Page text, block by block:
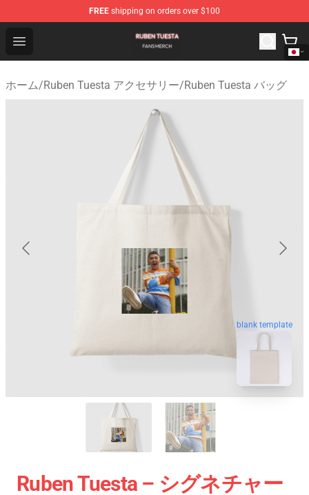
FREE shipping on orders over $100
Open menu
Ruben Tuesta Shop - Official Ruben Tuesta Merchandise
ホーム/Ruben Tuesta アクセサリー/Ruben Tuesta バッグ
blank template
Ruben Tuesta – シグネチャー